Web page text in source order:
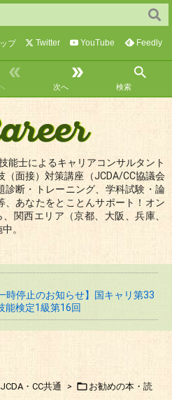
 
次へ

検索
プ Twitter YouTube Feedly
能士によるキャリアコンサルタント
面接）対策講座（JCDA/CC協議会
診断・トレーニング、学科試験・論
、あなたをとことんサポート！オン
関西エリア（京都、大阪、兵庫、
。
時停止のお知らせ】国キャリ第33
能検定1級第16回
JCDA・CC共通 >  お勧めの本・読